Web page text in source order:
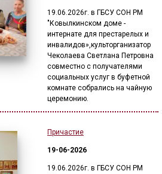
19.06.2026г. в ГБСУ СОН РМ
"Ковылкинском доме -
интернате для престарелых и
инвалидов»,культорганизатор
Чеколаева Светлана Петровна
совместно с получателями
социальных услуг в буфетной
комнате собрались на чайную
церемонию.
Причастие
19-06-2026
19.06.2026г. в ГБСУ СОН РМ